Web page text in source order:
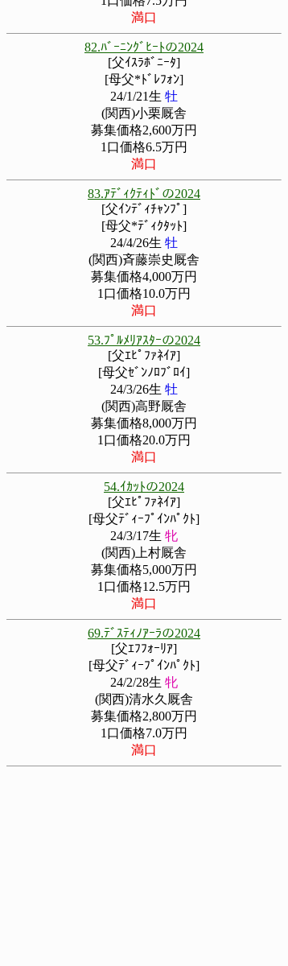
満口
82.ﾊﾞｰﾆﾝｸﾞﾋｰﾄの2024
[父ｲｽﾗﾎﾞﾆｰﾀ]
[母父*ﾄﾞﾚﾌｫﾝ]
24/1/21生 牡
(関西)小栗厩舎
募集価格2,600万円
1口価格6.5万円
満口
83.ｱﾃﾞｨｸﾃｨﾄﾞの2024
[父ｲﾝﾃﾞｨﾁｬﾝﾌﾟ]
[母父*ﾃﾞｨｸﾀｯﾄ]
24/4/26生 牡
(関西)斉藤崇史厩舎
募集価格4,000万円
1口価格10.0万円
満口
53.ﾌﾟﾙﾒﾘｱｽﾀｰの2024
[父ｴﾋﾟﾌｧﾈｲｱ]
[母父ｾﾞﾝﾉﾛﾌﾞﾛｲ]
24/3/26生 牡
(関西)高野厩舎
募集価格8,000万円
1口価格20.0万円
満口
54.ｲｶｯﾄの2024
[父ｴﾋﾟﾌｧﾈｲｱ]
[母父ﾃﾞｨｰﾌﾟｲﾝﾊﾟｸﾄ]
24/3/17生 牝
(関西)上村厩舎
募集価格5,000万円
1口価格12.5万円
満口
69.ﾃﾞｽﾃｨﾉｱｰﾗの2024
[父ｴﾌﾌｫｰﾘｱ]
[母父ﾃﾞｨｰﾌﾟｲﾝﾊﾟｸﾄ]
24/2/28生 牝
(関西)清水久厩舎
募集価格2,800万円
1口価格7.0万円
満口